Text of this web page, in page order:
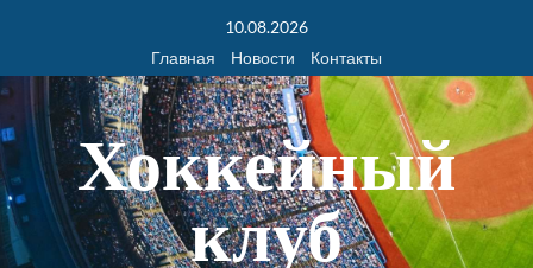
10.08.2026
Главная
Новости Контакты
Хоккейный
клуб